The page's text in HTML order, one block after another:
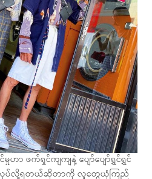
ဟာ ဖက်ရှင်ကျကျနဲ့ ပျော်ပျော်ရွှင်ရွှင်
လုပ်လို့ရတယ်ဆိုတာကို လူတွေယုံကြည်